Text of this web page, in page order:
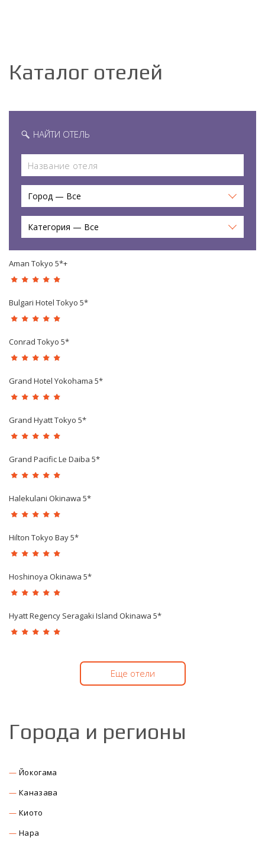
Каталог отелей
НАЙТИ ОТЕЛЬ
Город — Все
Категория — Все
Aman Tokyo 5*+
Bulgari Hotel Tokyo 5*
Conrad Tokyo 5*
Grand Hotel Yokohama 5*
Grand Hyatt Tokyo 5*
Grand Pacific Le Daiba 5*
Halekulani Okinawa 5*
Hilton Tokyo Bay 5*
Hoshinoya Okinawa 5*
Hyatt Regency Seragaki Island Okinawa 5*
Еще отели
Города и регионы
Йокогама
Каназава
Киото
Нара